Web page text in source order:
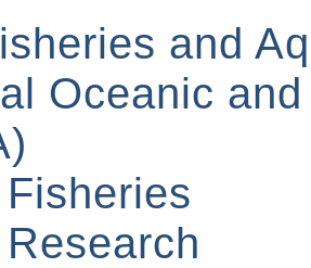
and
Oceanic